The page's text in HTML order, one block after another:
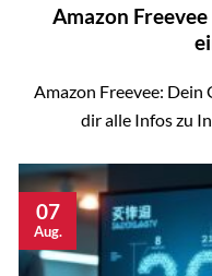
Amazon
Amazon Freevee:
dir alle Infos zu
07
Aug.